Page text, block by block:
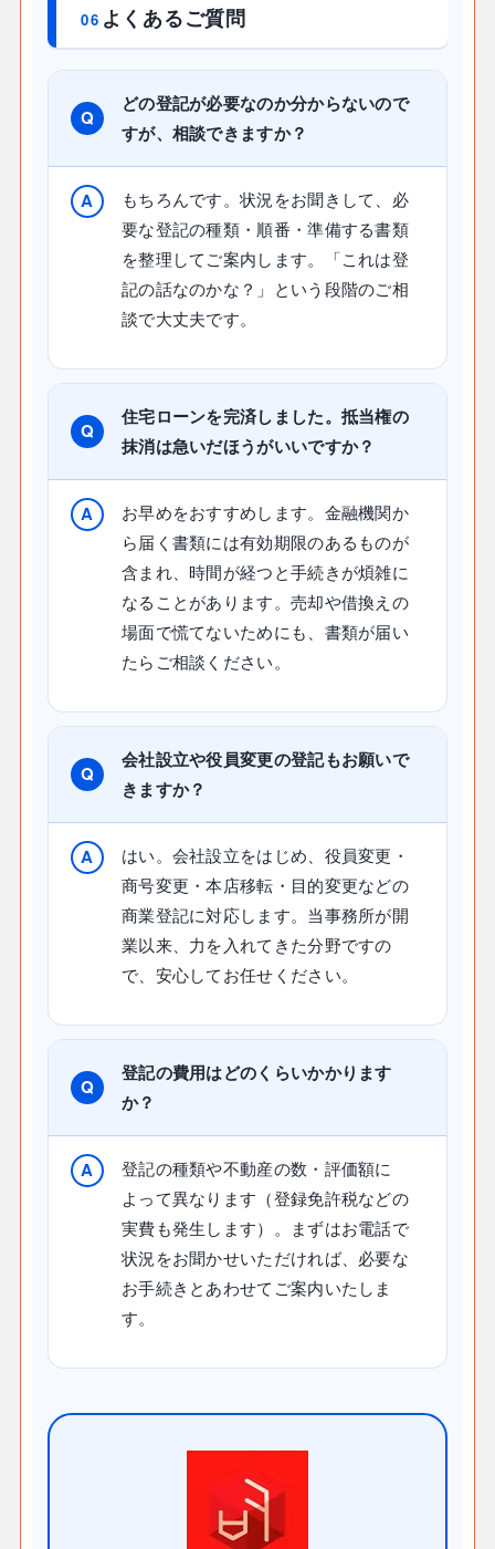
06 よくあるご質問
どの登記が必要なのか分からないので
すが、相談できますか？
もちろんです。状況をお聞きして、必
要な登記の種類・順番・準備する書類
を整理してご案内します。「これは登
記の話なのかな？」という段階のご相
談で大丈夫です。
住宅ローンを完済しました。抵当権の
抹消は急いだほうがいいですか？
お早めをおすすめします。金融機関か
ら届く書類には有効期限のあるものが
含まれ、時間が経つと手続きが煩雑に
なることがあります。売却や借換えの
場面で慌てないためにも、書類が届い
たらご相談ください。
会社設立や役員変更の登記もお願いで
きますか？
はい。会社設立をはじめ、役員変更・
商号変更・本店移転・目的変更などの
商業登記に対応します。当事務所が開
業以来、力を入れてきた分野ですの
で、安心してお任せください。
登記の費用はどのくらいかかります
か？
登記の種類や不動産の数・評価額に
よって異なります（登録免許税などの
実費も発生します）。まずはお電話で
状況をお聞かせいただければ、必要な
お手続きとあわせてご案内いたしま
す。